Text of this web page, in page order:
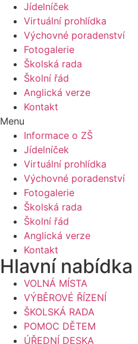
Jídelníček
Virtuální prohlídka
Výchovné poradenství
Fotogalerie
Školská rada
Školní řád
Anglická verze
Kontakt
Menu
Informace o ZŠ
Jídelníček
Virtuální prohlídka
Výchovné poradenství
Fotogalerie
Školská rada
Školní řád
Anglická verze
Kontakt
Hlavní nabídka
VOLNÁ MÍSTA
VÝBĚROVÉ ŘÍZENÍ
ŠKOLSKÁ RADA
POMOC DĚTEM
ÚŘEDNÍ DESKA